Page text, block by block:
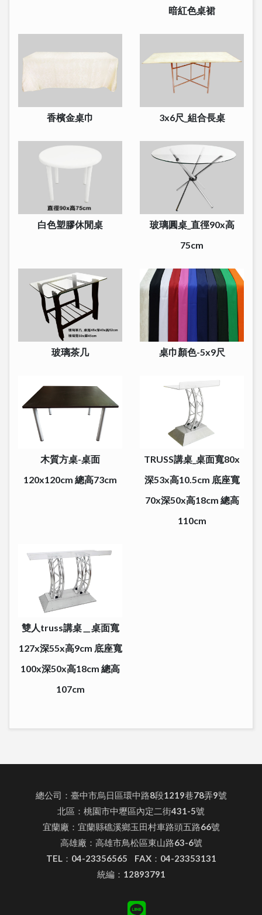
暗紅色桌裙
香檳金桌巾 3x6尺_組合長桌
白色塑膠休閒桌
玻璃圓桌_直徑90x高
75cm
玻璃茶几 桌巾顏色-5x9尺
木質方桌-桌面
120x120cm 總高73cm
TRUSS講桌_桌面寬80x
深53x高10.5cm 底座寬
70x深50x高18cm 總高
110cm
雙人truss講桌＿桌面寬
127x深55x高9cm 底座寬
100x深50x高18cm 總高
107cm
總公司：臺中市烏日區環中路8段1219巷78弄9號
北區：桃園市中壢區內定二街431-5號
宜蘭廠：宜蘭縣礁溪鄉玉田村車路頭五路66號
高雄廠：高雄市鳥松區東山路63-6號
TEL：04-23356565 FAX：04-23353131
統編：12893791